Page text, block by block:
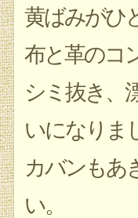
黄ばみがひ
布と革のコ
シミ抜き、
いになりま
カバンもあ
い。